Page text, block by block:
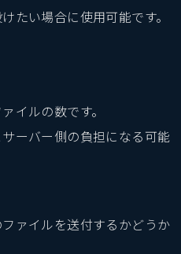
たい場合に使用可能です。
イルの数です。
ーバー側の負担になる可能
ァイルを送付するかどうか